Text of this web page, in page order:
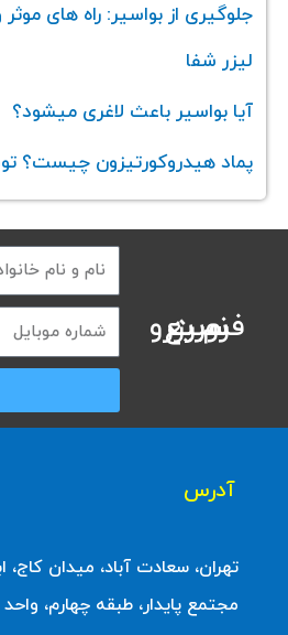
جلوگیری از بواسیر: راه های
لیزر شفا
آیا بواسیر باعث لاغری میشود؟
پماد هیدروکورتیزون چیست؟
فرم رزرو سریع نوبت
آدرس
تهران، سعادت آباد، میدان کاج،
مجتمع پایدار، طبقه چهارم، واحد 406